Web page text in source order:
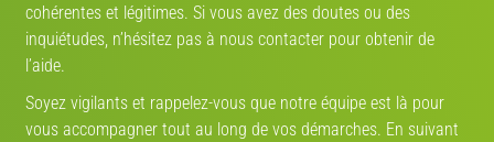
Année
Modèle V-IA
cohérentes et légitimes. Si vous avez des doutes ou des
inquiétudes, n’hésitez pas à nous contacter pour obtenir de
l’aide.
Soyez vigilants et rappelez-vous que notre équipe est là pour
vous accompagner tout au long de vos démarches. En suivant